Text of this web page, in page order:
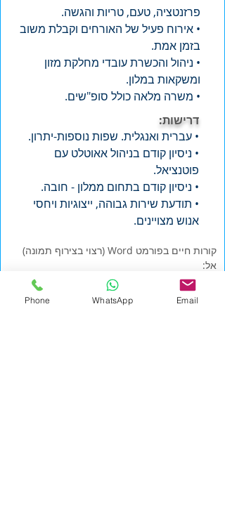
דרישות:
• עברית ואנגלית. שפות נוספות-יתרון.
• ניסיון קודם בניהול אאוטלט עם
פוטנציאל.
• ניסיון קודם בתחום ממלון - חובה.
• תודעת שירות גבוהה, ייצוגיות ויחסי
אנוש מצויינים.
פרזנטציה, טעם, טריות והגשה.
• אירוח פעיל של האורחים וקבלת משוב
בזמן אמת.
• ניהול והכשרת עובדי מחלקת מזון
ומשקאות במלון.
• משרה מלאה כולל סופ"שים.
jobs+9862@hrsearch.co.il
קורות חיים בפורמט Word (רצוי בצירוף תמונה)
אל:
Phone WhatsApp Email